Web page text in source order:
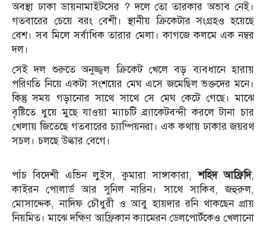
অবস্থা ঢাকা ডায়নামাইটসের ? দলে তো তারকার অভাব নেই।
গতবারের চেয়ে বরং বেশী। স্থানীয় ক্রিকেটার সংগ্রহও হয়েছে
বেশ। সব মিলে সর্বাধিক তারার মেলা। কাগজে কলমে এক নম্বর
দল।
সেই দল শুরুতে অনুজ্জ্বল ক্রিকেট খেলে বড় ব্যবধানে হারায়
পরিণতি নিয়ে একটা সংশয়ের মেঘ এসে জমেছিল ভক্তদের মনে।
কিন্তু সময় গড়ানোর সাথে সাথে সে মেঘ কেটে গেছে। মাঝে
বৃষ্টিতে ধুয়ে মুছে যাওয়া ম্যাচটি ব্র্যাকেটবন্দী করলে টানা চার
খেলায় জিতেছে গতবারের চ্যাম্পিয়নরা। এক কথায় ঢাকার জয়রথ
সচল। চলছে উল্কার বেগে।
পাঁচ বিদেশী এভিন লুইস, কুমারা সাঙ্গাকারা,শহিদ আফ্রিদি,
কাইরন পোলার্ড আর সুনিল নারিন। সাথে সাকিব, জহুরুল,
মোসাদ্দেক, নাদিফ চৌধুরী ও আবু হায়দার রনি থাকছেন প্রায়
নিয়মিত। মাঝে দক্ষিণ আফ্রিকান ক্যামেরন ডেলপোর্টকেও খেলানো